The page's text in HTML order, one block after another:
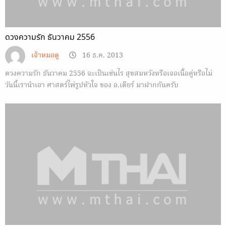
ดวงความรัก ธันวาคม 2556
เจ้าหมอดู
16 ธ.ค. 2013
ดวงความรัก ธันวาคม 2556 จะเป็นเช่นไร สุขสมหวังหรือเจอเนื้อคู่หรือไม่
วันนี้เรานำเอา ศาสตร์ไพ่รูปหัวใจ ของ อ.เดียร์ มาฝากกันครับ